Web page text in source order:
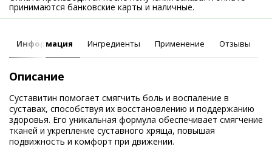
принимаются банковские карты и наличные.
Информация Ингредиенты Применение Отзывы
Описание
Суставитин помогает смягчить боль и воспаление в
суставах, способствуя их восстановлению и поддержанию
здоровья. Его уникальная формула обеспечивает смягчение
тканей и укрепление суставного хряща, повышая
подвижность и комфорт при движении.